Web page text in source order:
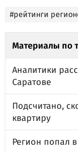
#рейтинги
Материалы по
Аналитики
Саратове
Подсчитано,
квартиру
Регион попал